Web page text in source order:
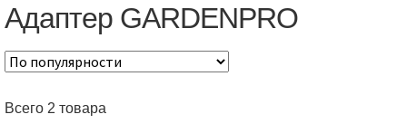
Адаптер GARDENPRO
Всего 2 товара